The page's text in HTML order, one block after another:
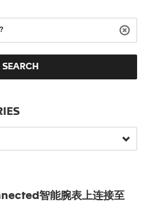
SEARCH
智能腕表上连接至